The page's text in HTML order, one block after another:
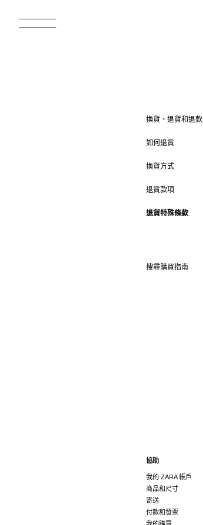
換貨、退貨和退款
如何退貨
換貨方式
退貨款項
退貨特殊條款
協助
我的 ZARA 帳戶
商品和尺寸
寄送
付款和發票